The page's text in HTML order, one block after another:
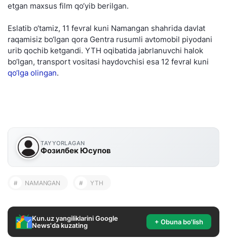
etgan maxsus film qo‘yib berilgan.
Eslatib o‘tamiz, 11 fevral kuni Namangan shahrida davlat
raqamisiz bo‘lgan qora Gentra rusumli avtomobil piyodani
urib qochib ketgandi. YTH oqibatida jabrlanuvchi halok
bo‘lgan, transport vositasi haydovchisi esa 12 fevral kuni
qo‘lga olingan.
TAYYORLAGAN
Фозилбек Юсупов
# NAMANGAN # YTH
Kun.uz yangiliklarini Google
News'da kuzating
+ Obuna bo'lish